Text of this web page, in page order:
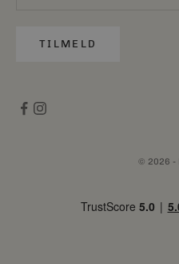
TILMELD
© 2026 -